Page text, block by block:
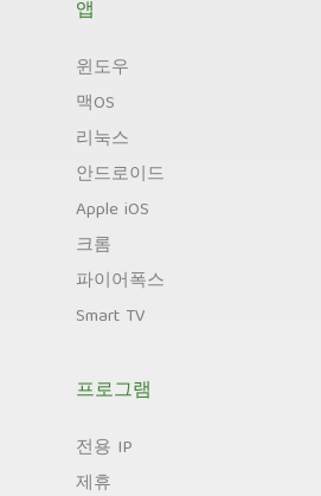
앱
윈도우
맥OS
리눅스
안드로이드
Apple iOS
크롬
파이어폭스
Smart TV
프로그램
전용 IP
제휴